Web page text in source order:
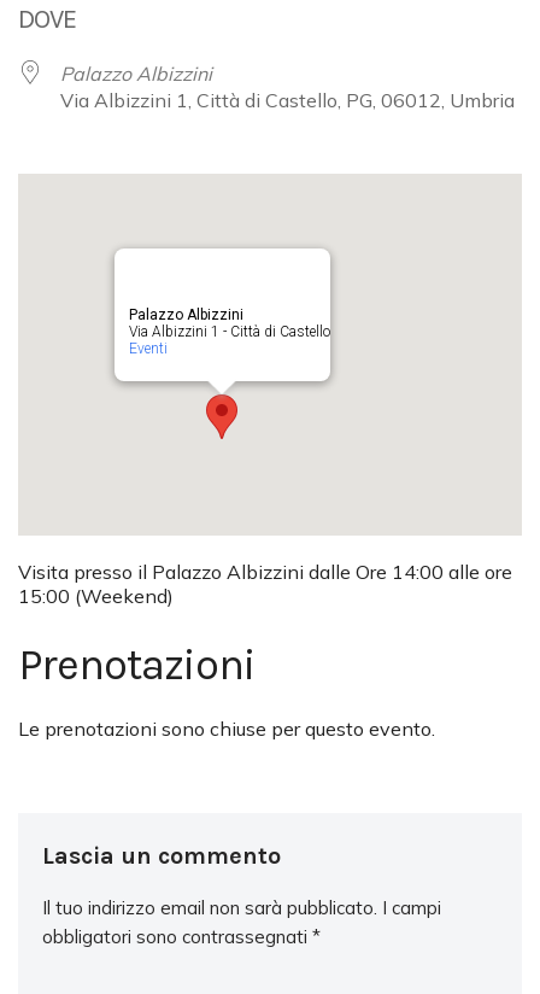
DOVE
Palazzo Albizzini
Via Albizzini 1, Città di Castello, PG, 06012, Umbria
Palazzo Albizzini
Via Albizzini 1 - Città di Castello
Eventi
Visita presso il Palazzo Albizzini dalle Ore 14:00 alle ore
15:00 (Weekend)
Prenotazioni
Le prenotazioni sono chiuse per questo evento.
Lascia un commento
Il tuo indirizzo email non sarà pubblicato. I campi
obbligatori sono contrassegnati *